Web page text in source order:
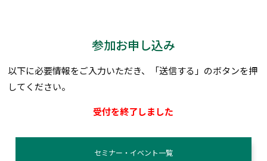
参加お申し込み
以下に必要情報をご入力いただき、「送信する」のボタンを押
してください。
受付を終了しました
セミナー・イベント一覧